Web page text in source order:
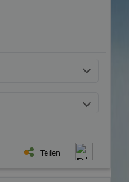
Teilen